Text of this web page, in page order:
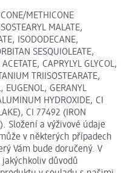
METHICONE
MALATE,
ISODODECANE,
SESQUIOLEATE,
CAPRYLYL GLYCOL,
TRIISOSTEARATE,
EUGENOL, GERANYL
HYDROXIDE, CI
CI 77492 (IRON
Složení a výživové údaje
v některých případech
Vám bude doručený. V
důvodů